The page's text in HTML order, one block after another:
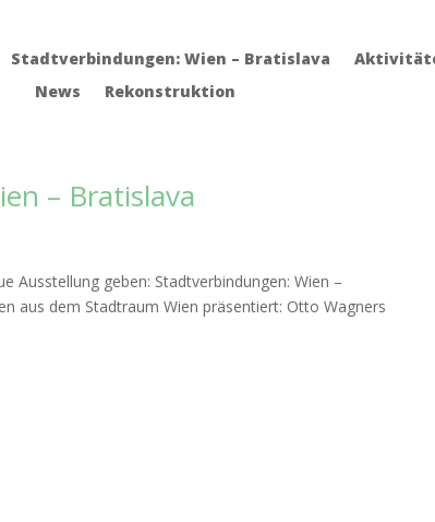
Stadtverbindungen: Wien – Bratislava
News
Rekonstruktion
– Bratislava
Ausstellung geben: Stadtverbindungen: Wien –
aus dem Stadtraum Wien präsentiert: Otto Wagners